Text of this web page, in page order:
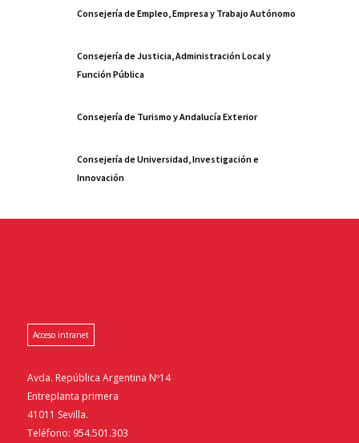
Consejería de Empleo, Empresa y Trabajo Autónomo
Consejería de Justicia, Administración Local y
Función Pública
Consejería de Turismo y Andalucía Exterior
Consejería de Universidad, Investigación e
Innovación
Acceso intranet
Avda. República Argentina Nº14
Entreplanta primera
41011 Sevilla.
Teléfono: 954.501.303